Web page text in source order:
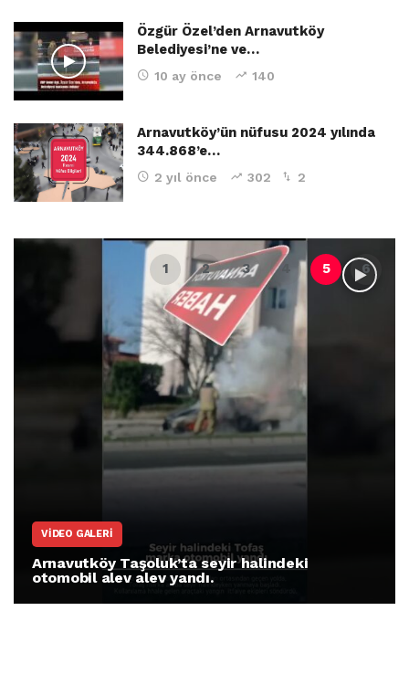
Özgür Özel’den Arnavutköy
Belediyesi’ne ve…
10 ay önce 140
Arnavutköy’ün nüfusu 2024 yılında
344.868’e…
2 yıl önce 302 2
VIDEO GALERI
Arnavutköy Taşoluk’ta seyir halindeki
otomobil alev alev yandı.